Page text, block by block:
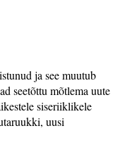
ja see muutub
seetõttu mõtlema uute
siseriiklikele
uusi